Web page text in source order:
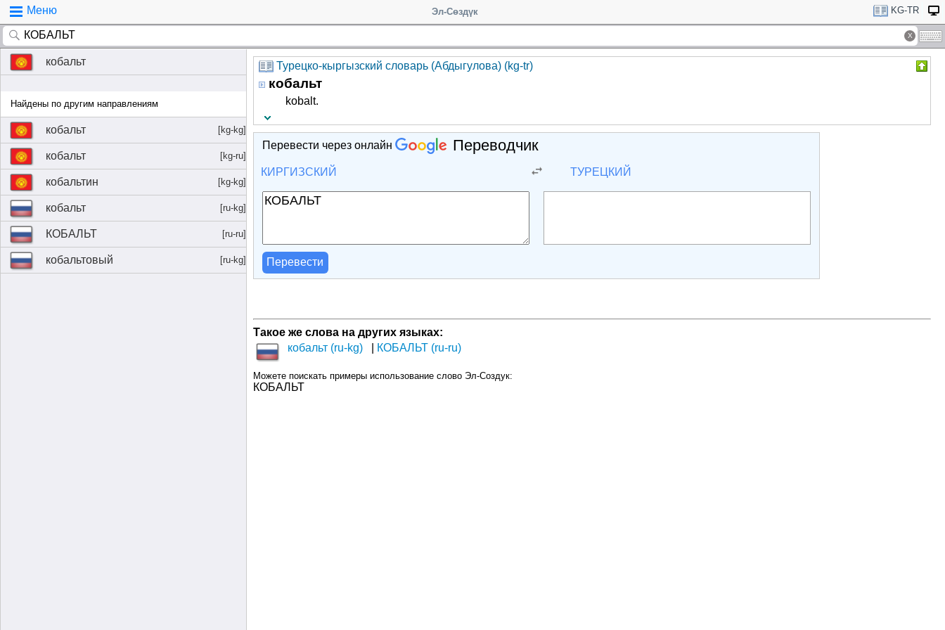
Меню Эл-Сөздүк KG-TR
кобальт
Найдены по другим направлениям
кобальт [kg-kg]
кобальт [kg-ru]
кобальтин [kg-kg]
кобальт [ru-kg]
КОБАЛЬТ [ru-ru]
кобальтовый [ru-kg]
Турецко-кыргызский словарь (Абдыгулова) (kg-tr)
кобальт
kobalt.
Перевести через онлайн Переводчик
КИРГИЗСКИЙ ТУРЕЦКИЙ
Перевести
Такое же слова на других языках:
кобальт (ru-kg)
КОБАЛЬТ (ru-ru)
Можете поискать примеры использование слово Эл-Создук:
КОБАЛЬТ